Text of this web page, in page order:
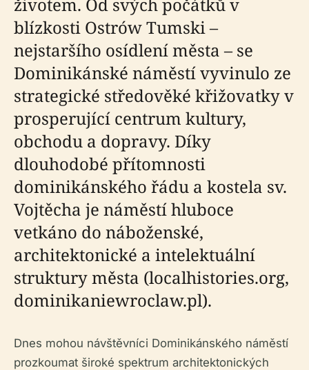
blízkosti Ostrów Tumski –
nejstaršího osídlení města – se
Dominikánské náměstí vyvinulo ze
strategické středověké křižovatky v
prosperující centrum kultury,
obchodu a dopravy. Díky
dlouhodobé přítomnosti
dominikánského řádu a kostela sv.
Vojtěcha je náměstí hluboce
vetkáno do náboženské,
architektonické a intelektuální
struktury města (localhistories.org,
dominikaniewroclaw.pl).
Dnes mohou návštěvníci Dominikánského náměstí
prozkoumat široké spektrum architektonických